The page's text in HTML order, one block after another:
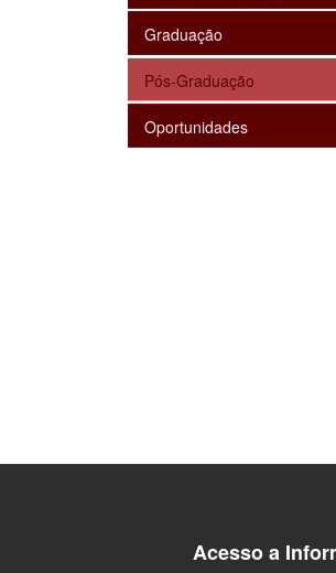
Graduação
Pós-Graduação
Oportunidades
Acesso a